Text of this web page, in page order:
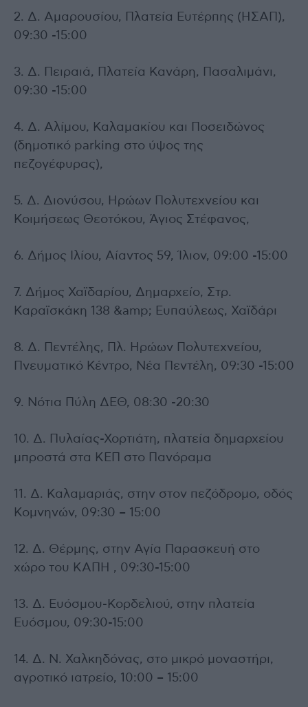
2. Δ. Αμαρουσίου, Πλατεία Ευτέρπης (ΗΣΑΠ),
09:30 -15:00
3. Δ. Πειραιά, Πλατεία Κανάρη, Πασαλιμάνι,
09:30 -15:00
4. Δ. Αλίμου, Καλαμακίου και Ποσειδώνος
(δημοτικό parking στο ύψος της
πεζογέφυρας),
5. Δ. Διονύσου, Ηρώων Πολυτεχνείου και
Κοιμήσεως Θεοτόκου, Άγιος Στέφανος,
6. Δήμος Ιλίου, Αίαντος 59, Ίλιον, 09:00 -15:00
7. Δήμος Χαϊδαρίου, Δημαρχείο, Στρ.
Καραϊσκάκη 138 &amp; Ευπαύλεως, Χαϊδάρι
8. Δ. Πεντέλης, Πλ. Ηρώων Πολυτεχνείου,
Πνευματικό Κέντρο, Νέα Πεντέλη, 09:30 -15:00
9. Νότια Πύλη ΔΕΘ, 08:30 -20:30
10. Δ. Πυλαίας-Χορτιάτη, πλατεία δημαρχείου
μπροστά στα ΚΕΠ στο Πανόραμα
11. Δ. Καλαμαριάς, στην στον πεζόδρομο, οδός
Κομνηνών, 09:30 – 15:00
12. Δ. Θέρμης, στην Αγία Παρασκευή στο
χώρο του ΚΑΠΗ , 09:30-15:00
13. Δ. Ευόσμου-Κορδελιού, στην πλατεία
Ευόσμου, 09:30-15:00
14. Δ. Ν. Χαλκηδόνας, στο μικρό μοναστήρι,
αγροτικό ιατρείο, 10:00 – 15:00